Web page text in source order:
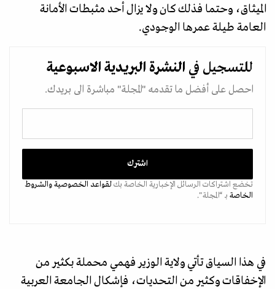
الميثاق، وحتما فذلك كان ولا يزال أحد مثبطات الأمانة
العامة طيلة عمرها الوجودي.
للتسجيل في النشرة البريدية الاسبوعية
احصل على أفضل ما تقدمه "المجلة" مباشرة الى بريدك.
تخضع اشتراكات الرسائل الإخبارية الخاصة بكلقواعد الخصوصيةوالشروط
الخاصة بـ “المجلة".
في هذا السياق تأتي ولاية الوزير فهمي محملة بكثير من
الإخفاقات وكثير من التحديات، فإشكال الجامعة العربية